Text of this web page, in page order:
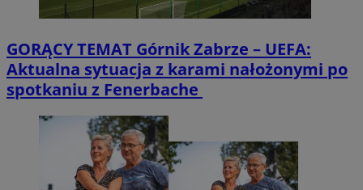
GORĄCY TEMAT Górnik Zabrze – UEFA:
Aktualna sytuacja z karami nałożonymi po
spotkaniu z Fenerbache